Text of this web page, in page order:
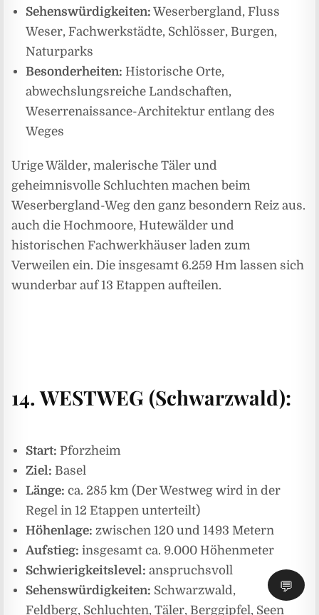
💬
Sehenswürdigkeiten: Weserbergland, Fluss
Weser, Fachwerkstädte, Schlösser, Burgen,
Naturparks
Besonderheiten:Historische Orte,
abwechslungsreiche Landschaften,
Weserrenaissance-Architektur entlang des
Weges
Urige Wälder, malerische Täler und
geheimnisvolle Schluchten machen beim
Weserbergland-Weg den ganz besondern Reiz aus.
auch die Hochmoore, Hutewälder und
historischen Fachwerkhäuser laden zum
Verweilen ein. Die insgesamt 6.259 Hm lassen sich
wunderbar auf 13 Etappen aufteilen.
14. WESTWEG (Schwarzwald):
Start: Pforzheim
Ziel:Basel
Länge: ca. 285 km (Der Westweg wird in der
Regel in 12 Etappen unterteilt)
Höhenlage: zwischen 120 und 1493 Metern
Aufstieg: insgesamt ca. 9.000 Höhenmeter
Schwierigkeitslevel:anspruchsvoll
Sehenswürdigkeiten: Schwarzwald,
Feldberg, Schluchten, Täler, Berggipfel, Seen